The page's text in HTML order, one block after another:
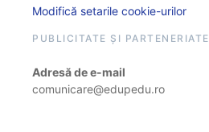
Modifică setarile cookie-urilor
PUBLICITATE ȘI PARTENERIATE
Adresă de e-mail
comunicare@edupedu.ro